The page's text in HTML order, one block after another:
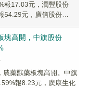
報17.03元，潤豐股份
54.29元，廣信股份
塊高開，中旗股份
農藥獸藥板塊高開。中旗
報8.23元，廣康生化